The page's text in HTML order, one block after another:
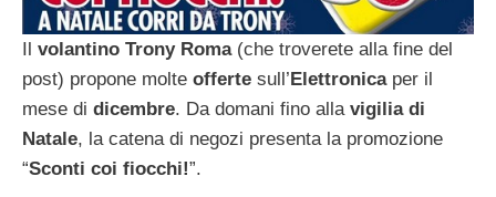
Il volantino Trony Roma(che troverete alla fine del
post) propone molte offerte sull’Elettronicaper il
mese di dicembre. Da domani fino alla vigilia di
Natale, la catena di negozi presenta la promozione
“Sconti coi fiocchi!”.